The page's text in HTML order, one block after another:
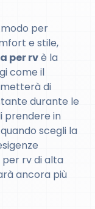
per
e stile,
per rvè la
come il
di
durante le
prendere in
scegli la
rv di alta
ancora più